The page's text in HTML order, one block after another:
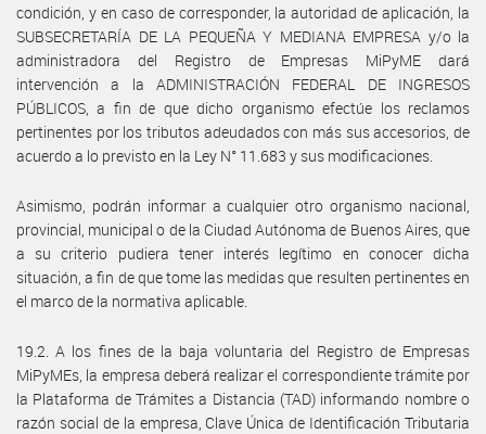
condición, y en caso de corresponder, la autoridad de aplicación, la
SUBSECRETARÍA DE LA PEQUEÑA Y MEDIANA EMPRESA y/o la
administradora del Registro de Empresas MiPyME dará
intervención a la ADMINISTRACIÓN FEDERAL DE INGRESOS
PÚBLICOS, a fin de que dicho organismo efectúe los reclamos
pertinentes por los tributos adeudados con más sus accesorios, de
acuerdo a lo previsto en la Ley N° 11.683 y sus modificaciones.
Asimismo, podrán informar a cualquier otro organismo nacional,
provincial, municipal o de la Ciudad Autónoma de Buenos Aires, que
a su criterio pudiera tener interés legítimo en conocer dicha
situación, a fin de que tome las medidas que resulten pertinentes en
el marco de la normativa aplicable.
19.2. A los fines de la baja voluntaria del Registro de Empresas
MiPyMEs, la empresa deberá realizar el correspondiente trámite por
la Plataforma de Trámites a Distancia (TAD) informando nombre o
razón social de la empresa, Clave Única de Identificación Tributaria